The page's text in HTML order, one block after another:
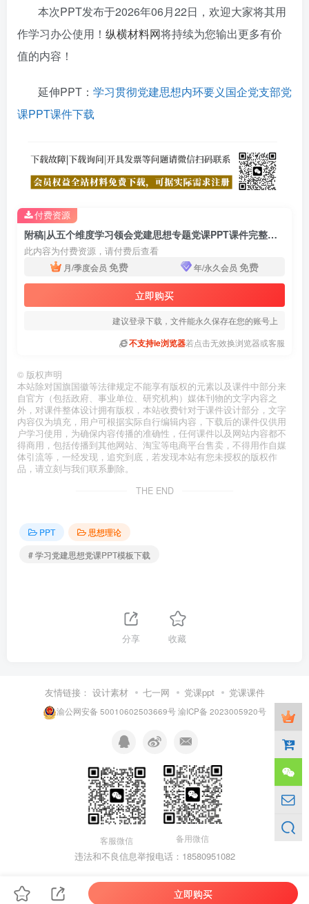
本次PPT发布于2026年06月22日，欢迎大家将其用
作学习办公使用！ 纵横材料网将持续为您输出更多有价
值的内容！
延伸PPT： 学习贯彻党建思想内环要义国企党支部党
课PPT课件下载
附稿|从五个维度学习领会党建思想专题党课PPT课件完整版可下载
此内容为付费资源，请付费后查看
月/季度会员 免费 年/永久会员 免费
立即购买
建议登录下载，文件能永久保存在您的账号上
不支持ie浏览器若点击无效换浏览器或客服
付费资源
© 版权声明
本站除对国旗国徽等法律规定不能享有版权的元素以及课件中部分来
自官方（包括政府、事业单位、研究机构）媒体刊物的文字内容之
外，对课件整体设计拥有版权，本站收费针对于课件设计部分，文字
内容仅为填充，用户可根据实际自行编辑内容，下载后的课件仅供用
户学习使用，为确保内容传播的准确性，任何课件以及网站内容都不
得商用，包括传播到其他网站、淘宝等电商平台售卖，不得用作自媒
体引流等，一经发现，追究到底，若发现本站有您未授权的版权作
品，请立刻与我们联系删除。
THE END
PPT
思想理论
# 学习党建思想党课PPT模板下载
分享 收藏
友情链接： 设计素材 七一网 党课ppt 党课课件
渝公网安备 50010602503669号渝ICP备 2023005920号
客服微信 备用微信
违法和不良信息举报电话：18580951082
立即购买